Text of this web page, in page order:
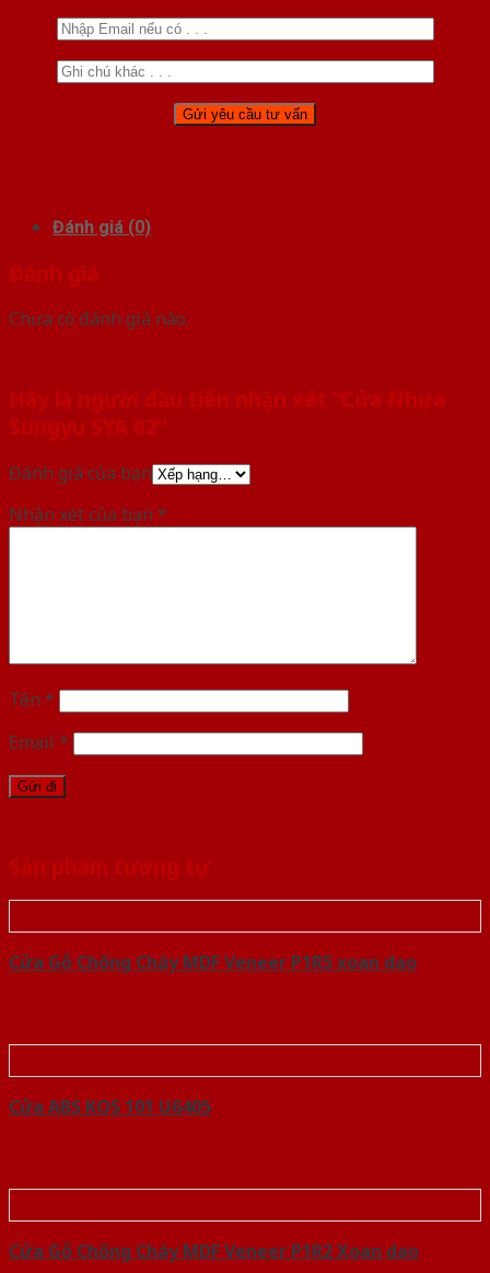
Đánh giá (0)
Đánh giá
Chưa có đánh giá nào.
Hãy là người đầu tiên nhận xét “Cửa Nhựa
Sungyu SYA 02”
Đánh giá của bạn
Nhận xét của bạn *
Tên *
Email *
Sản phẩm tương tự
Cửa Gỗ Chống Cháy MDF Veneer P1R5 xoan dao
Cửa ABS KOS 101 U6405
Cửa Gỗ Chống Cháy MDF Veneer P1R2 Xoan dao